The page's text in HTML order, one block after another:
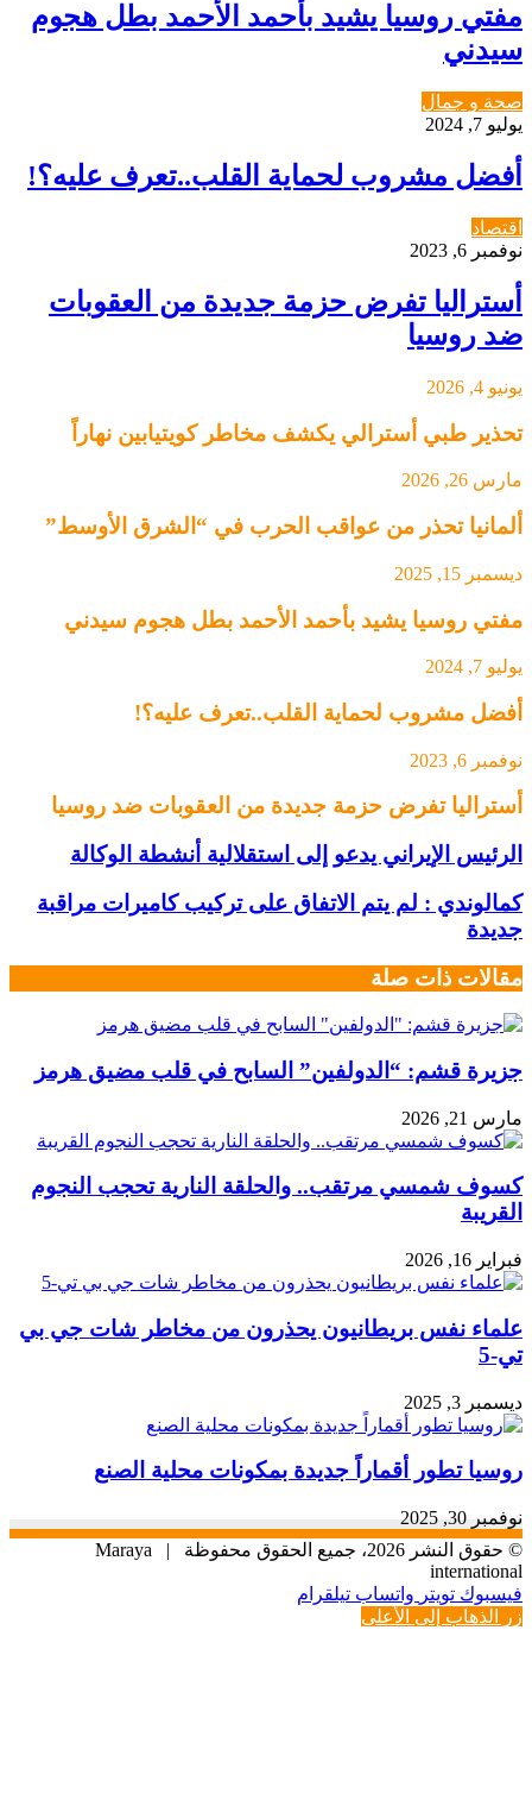
مفتي روسيا يشيد بأحمد الأحمد بطل هجوم
سيدني
صحة و جمال
يوليو 7, 2024
أفضل مشروب لحماية القلب..تعرف عليه؟!
اقتصاد
نوفمبر 6, 2023
أستراليا تفرض حزمة جديدة من العقوبات
ضد روسيا
يونيو 4, 2026
تحذير طبي أسترالي يكشف مخاطر كويتيابين نهاراً
مارس 26, 2026
ألمانيا تحذر من عواقب الحرب في “الشرق الأوسط”
ديسمبر 15, 2025
مفتي روسيا يشيد بأحمد الأحمد بطل هجوم سيدني
يوليو 7, 2024
أفضل مشروب لحماية القلب..تعرف عليه؟!
نوفمبر 6, 2023
أستراليا تفرض حزمة جديدة من العقوبات ضد روسيا
الرئيس الإيراني يدعو إلى استقلالية أنشطة الوكالة
كمالوندي : لم يتم الاتفاق على تركيب كاميرات مراقبة
جديدة
مقالات ذات صلة
جزيرة قشم: “الدولفين” السابح في قلب مضيق هرمز
مارس 21, 2026
كسوف شمسي مرتقب.. والحلقة النارية تحجب النجوم
القريبة
فبراير 16, 2026
علماء نفس بريطانيون يحذرون من مخاطر شات جي بي
تي-5
ديسمبر 3, 2025
روسيا تطور أقماراً جديدة بمكونات محلية الصنع
نوفمبر 30, 2025
© حقوق النشر 2026، جميع الحقوق محفوظة |
Maraya
international
فيسبوك تويتر واتساب تيلقرام
زر الذهاب إلى الأعلى